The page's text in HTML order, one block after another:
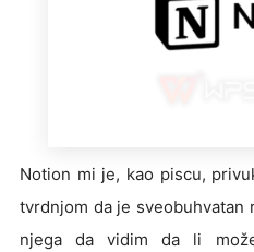
Notion mi je, kao piscu,
tvrdnjom da je sveobuhvatan
njega da vidim da li